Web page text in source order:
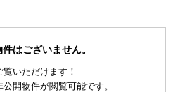
はございません。
いただけます！
開物件が閲覧可能です。